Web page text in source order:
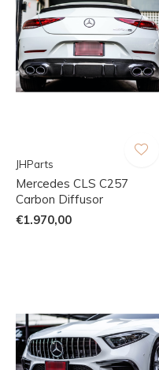
JHParts
Mercedes CLS C257
Carbon Diffusor
€1.970,00